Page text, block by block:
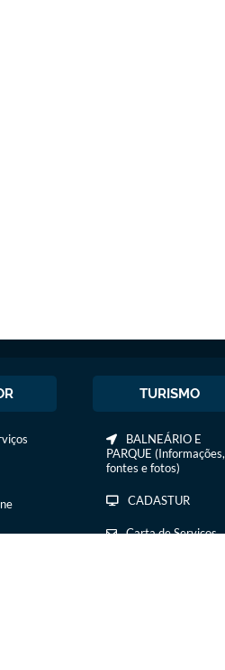
TURISMO
BALNEÁRIO E
PARQUE (Informações,
fontes e fotos)
CADASTUR
Carta de Serviços